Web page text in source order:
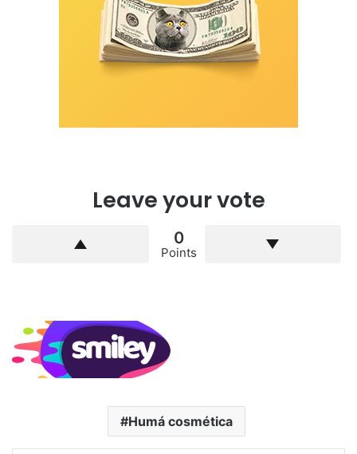
Leave your vote
0
Points
Humá cosmética